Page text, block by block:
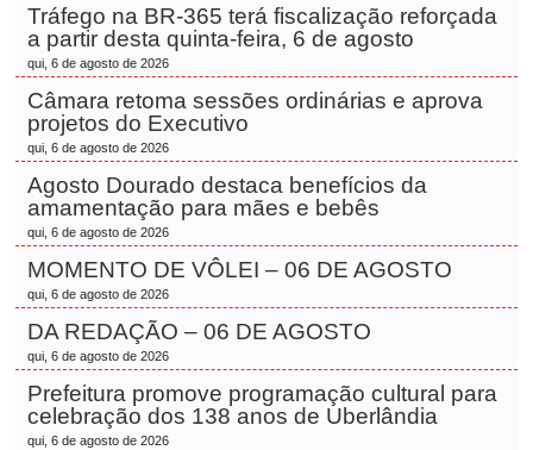
Tráfego na BR-365 terá fiscalização reforçada
a partir desta quinta-feira, 6 de agosto
qui, 6 de agosto de 2026
Câmara retoma sessões ordinárias e aprova
projetos do Executivo
qui, 6 de agosto de 2026
Agosto Dourado destaca benefícios da
amamentação para mães e bebês
qui, 6 de agosto de 2026
MOMENTO DE VÔLEI – 06 DE AGOSTO
qui, 6 de agosto de 2026
DA REDAÇÃO – 06 DE AGOSTO
qui, 6 de agosto de 2026
Prefeitura promove programação cultural para
celebração dos 138 anos de Uberlândia
qui, 6 de agosto de 2026